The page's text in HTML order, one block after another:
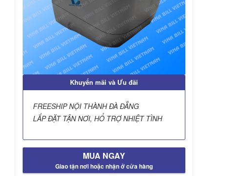
Khuyến mãi và Ưu đãi
FREESHIP NỘI THÀNH ĐÀ ĐẴNG
LẮP ĐẶT TẬN NƠI, HỔ TRỢ NHIỆT TÌNH
MUA NGAY
Giao tận nơi hoặc nhận ở cửa hàng